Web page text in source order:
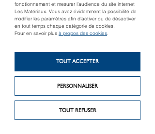
fonctionnement et mesurer l’audience du site internet
Les Matériaux. Vous avez évidemment la possibilité de
modifier les paramètres afin d’activer ou de désactiver
en tout temps chaque catégorie de cookies.
Pour en savoir plus à propos des cookies.
TOUT REFUSER
PERSONNALISER
TOUT ACCEPTER
Produit précédent
VAN STORAGE
Produit suivant
Boîte 50 lames